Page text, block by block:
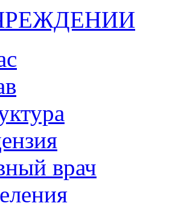
врач